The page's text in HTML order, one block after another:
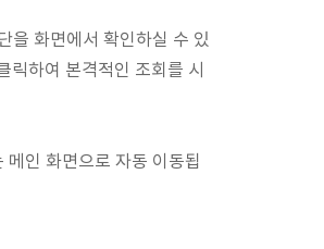
을 화면에서 확인하실 수 있
릭하여 본격적인 조회를 시
인 화면으로 자동 이동됩